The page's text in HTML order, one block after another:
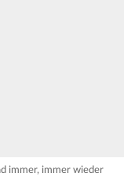
immer, immer wieder